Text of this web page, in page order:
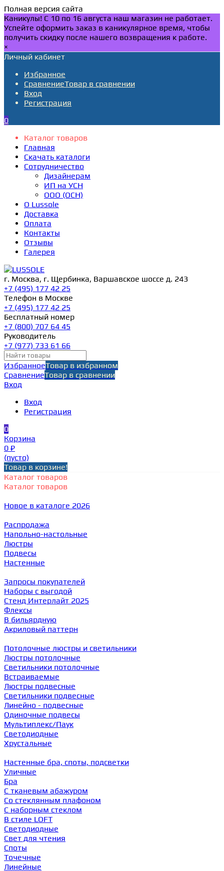
Полная версия сайта
Каникулы! С 10 по 16 августа наш магазин не работает.
Успейте оформить заказ в каникулярное время, чтобы
получить скидку после нашего возвращения к работе.
×
Личный кабинет
Избранное
СравнениеТовар в сравнении
Вход
Регистрация
0
Каталог товаров
Главная
Скачать каталоги
Сотрудничество
Дизайнерам
ИП на УСН
ООО (ОСН)
О Lussole
Доставка
Оплата
Контакты
Отзывы
Галерея
г. Москва, г. Щербинка, Варшавское шоссе д. 243
+7 (495) 177 42 25
Телефон в Москве
+7 (495) 177 42 25
Бесплатный номер
+7 (800) 707 64 45
Руководитель
+7 (977) 733 61 66
ИзбранноеТовар в избранном
СравнениеТовар в сравнении
Вход
Вход
Регистрация
0
Корзина
0 ₽
(пусто)
Товар в корзине!
Каталог товаров
Каталог товаров
Новое в каталоге 2026
Распродажа
Напольно-настольные
Люстры
Подвесы
Настенные
Запросы покупателей
Наборы с выгодой
Стенд Интерлайт 2025
Флексы
В бильярдную
Акриловый паттерн
Потолочные люстры и светильники
Люстры потолочные
Светильники потолочные
Встраиваемые
Люстры подвесные
Светильники подвесные
Линейно - подвесные
Одиночные подвесы
Мультиплекс/Паук
Светодиодные
Хрустальные
Настенные бра, споты, подсветки
Уличные
Бра
С тканевым абажуром
Со стеклянным плафоном
С наборным стеклом
В стиле LOFT
Светодиодные
Свет для чтения
Споты
Точечные
Линейные